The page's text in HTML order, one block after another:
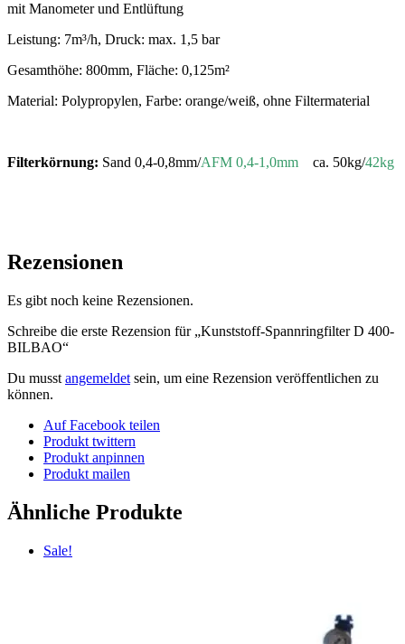
mit Manometer und Entlüftung
Leistung: 7m³/h, Druck: max. 1,5 bar
Gesamthöhe: 800mm, Fläche: 0,125m²
Material: Polypropylen, Farbe: orange/weiß, ohne Filtermaterial
Filterkörnung: Sand 0,4-0,8mm/AFM 0,4-1,0mm ca. 50kg/42kg
Rezensionen
Es gibt noch keine Rezensionen.
Schreibe die erste Rezension für „Kunststoff-Spannringfilter D 400-
BILBAO“
Du musst angemeldet sein, um eine Rezension veröffentlichen zu
können.
Auf Facebook teilen
Produkt twittern
Produkt anpinnen
Produkt mailen
Ähnliche Produkte
Sale!